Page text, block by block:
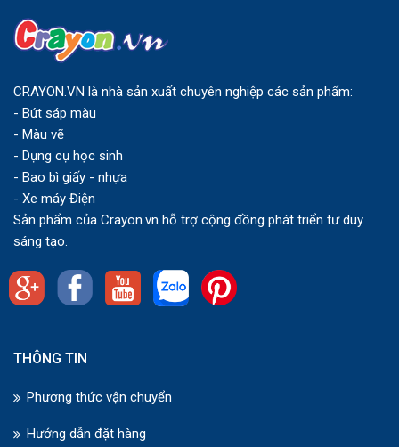
CRAYON.VN là nhà sản xuất chuyên nghiệp các sản phẩm:
- Bút sáp màu
- Màu vẽ
- Dụng cụ học sinh
- Bao bì giấy - nhựa
- Xe máy Điện
Sản phẩm của Crayon.vn hỗ trợ cộng đồng phát triển tư duy
sáng tạo.
THÔNG TIN
Phương thức vận chuyển
Hướng dẫn đặt hàng